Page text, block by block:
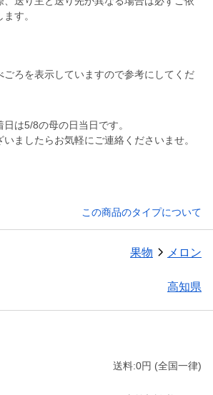
す。
ごろを表示していますので参考にしてくだ
は5/8の母の日当日です。
ましたらお気軽にご連絡くださいませ。
この商品のタイプについて
果物 メロン
高知県
送料:0円 (全国一律)